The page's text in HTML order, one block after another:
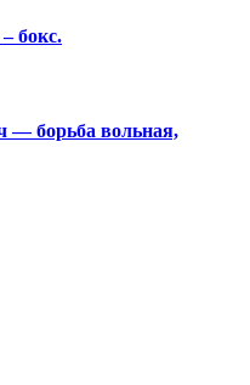
бокс.
— борьба вольная,